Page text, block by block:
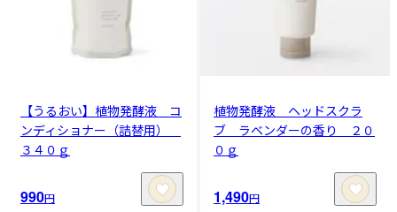
【うるおい】植物発酵液 コ
ンディショナー（詰替用）
３４０ｇ
990円
植物発酵液 ヘッドスクラ
ブ ラベンダーの香り ２０
０ｇ
1,490円